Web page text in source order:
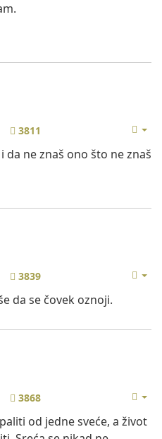
3811
da ne znaš ono što ne znaš
3839
da se čovek oznoji.
3868
od jedne sveće, a život